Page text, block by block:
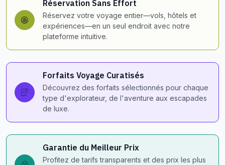
Réservation Sans Effort
Réservez votre voyage entier—vols, hôtels et
expériences—en un seul endroit avec notre
plateforme intuitive.
Forfaits Voyage Curatisés
Découvrez des forfaits sélectionnés pour chaque
type d'explorateur, de l'aventure aux escapades
de luxe.
Garantie du Meilleur Prix
Profitez de tarifs transparents et des prix les plus